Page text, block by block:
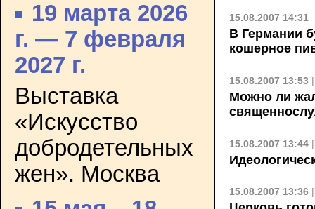
19 марта 2026
г. — 7 февраля
2027 г.
Выставка
«Искусство
добродетельных
жен». Москва
15.08.2007 14:31
В Германии
кошерное
15.08.2007 13:53
Можно ли
15.08.2007 13:44
15.08.2007 13:36